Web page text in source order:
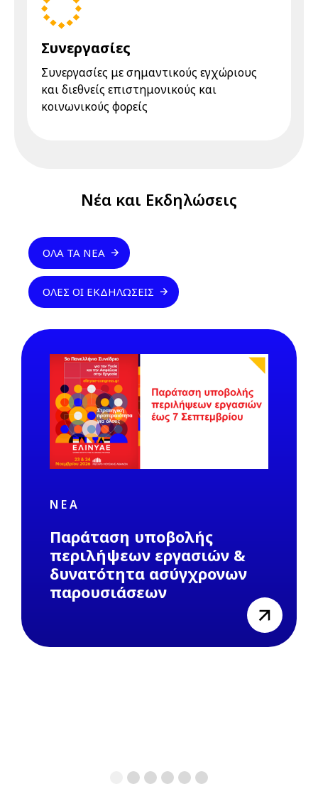
Συνεργασίες
Συνεργασίες με σημαντικούς εγχώριους
και διεθνείς επιστημονικούς και
κοινωνικούς φορείς
Νέα και Εκδηλώσεις
ΌΛΑ ΤΑ ΝΈΑ
ΌΛΕΣ ΟΙ ΕΚΔΗΛΏΣΕΙΣ
ΝΈΑ
Παράταση υποβολής
περιλήψεων εργασιών &
δυνατότητα ασύγχρονων
παρουσιάσεων
view
2 3 4 5
6